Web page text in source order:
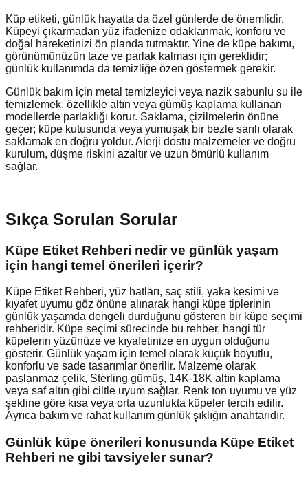
Küp etiketi, günlük hayatta da özel günlerde de önemlidir.
Küpeyi çıkarmadan yüz ifadenize odaklanmak, konforu ve
doğal hareketinizi ön planda tutmaktır. Yine de küpe bakımı,
görünümünüzün taze ve parlak kalması için gereklidir;
günlük kullanımda da temizliğe özen göstermek gerekir.
Günlük bakım için metal temizleyici veya nazik sabunlu su ile
temizlemek, özellikle altın veya gümüş kaplama kullanan
modellerde parlaklığı korur. Saklama, çizilmelerin önüne
geçer; küpe kutusunda veya yumuşak bir bezle sarılı olarak
saklamak en doğru yoldur. Alerji dostu malzemeler ve doğru
kurulum, düşme riskini azaltır ve uzun ömürlü kullanım
sağlar.
Sıkça Sorulan Sorular
Küpe Etiket Rehberi nedir ve günlük yaşam
için hangi temel önerileri içerir?
Küpe Etiket Rehberi, yüz hatları, saç stili, yaka kesimi ve
kıyafet uyumu göz önüne alınarak hangi küpe tiplerinin
günlük yaşamda dengeli durduğunu gösteren bir küpe seçimi
rehberidir. Küpe seçimi sürecinde bu rehber, hangi tür
küpelerin yüzünüze ve kıyafetinize en uygun olduğunu
gösterir. Günlük yaşam için temel olarak küçük boyutlu,
konforlu ve sade tasarımlar önerilir. Malzeme olarak
paslanmaz çelik, Sterling gümüş, 14K-18K altın kaplama
veya saf altın gibi ciltle uyum sağlar. Renk ton uyumu ve yüz
şekline göre kısa veya orta uzunlukta küpeler tercih edilir.
Ayrıca bakım ve rahat kullanım günlük şıklığın anahtarıdır.
Günlük küpe önerileri konusunda Küpe Etiket
Rehberi ne gibi tavsiyeler sunar?